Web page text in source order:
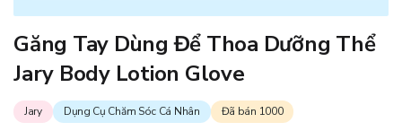
Găng Tay Dùng Để Thoa Dưỡng Thể
Jary Body Lotion Glove
Jary Dụng Cụ Chăm Sóc Cá Nhân Đã bán 1000